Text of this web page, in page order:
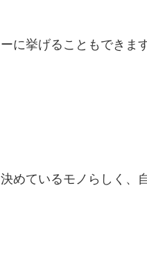
に挙げることもできま
めているモノらしく、